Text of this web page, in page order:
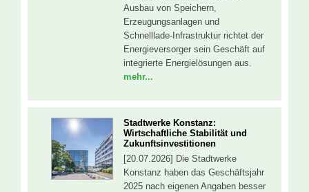
Ausbau von Speichern,
Erzeugungsanlagen und
Schnelllade-Infrastruktur richtet der
Energieversorger sein Geschäft auf
integrierte Energielösungen aus.
mehr...
Stadtwerke Konstanz:
Wirtschaftliche Stabilität und
Zukunftsinvestitionen
[20.07.2026] Die Stadtwerke
Konstanz haben das Geschäftsjahr
2025 nach eigenen Angaben besser